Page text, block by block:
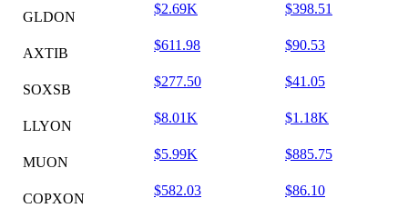
GLDON
$2.69K $398.51
AXTIB
$611.98 $90.53
SOXSB
$277.50 $41.05
LLYON
$8.01K $1.18K
MUON
$5.99K $885.75
COPXON
$582.03 $86.10